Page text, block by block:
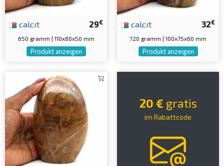
29€
calcit
650 gramm | 110x80x50 mm
Produkt anzeigen
32€
calcit
720 gramm | 100x75x60 mm
Produkt anzeigen
20 € gratis
im Rabattcode